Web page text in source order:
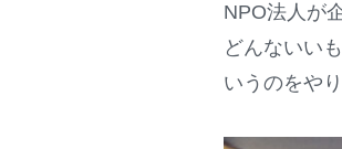
NPO法人が
どんないい
いうのをや